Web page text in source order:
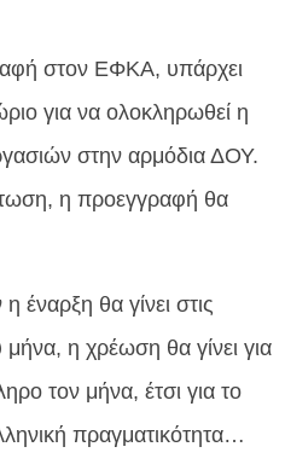
στον ΕΦΚΑ, υπάρχει
για να ολοκληρωθεί η
στην αρμόδια ΔΟΥ.
η προεγγραφή θα
έναρξη θα γίνει στις
η χρέωση θα γίνει για
τον μήνα, έτσι για το
πραγματικότητα…